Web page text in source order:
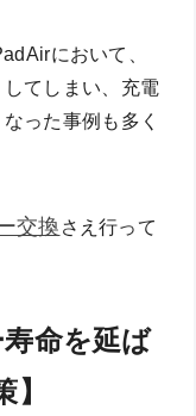
において、
てしまい、充電
った事例も多く
交換 さえ行って
命を延ば